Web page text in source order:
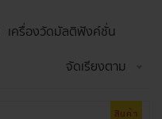
เครื่องวัดมัลติฟังค์ชั่น
จัดเรียงตาม
สินค้า